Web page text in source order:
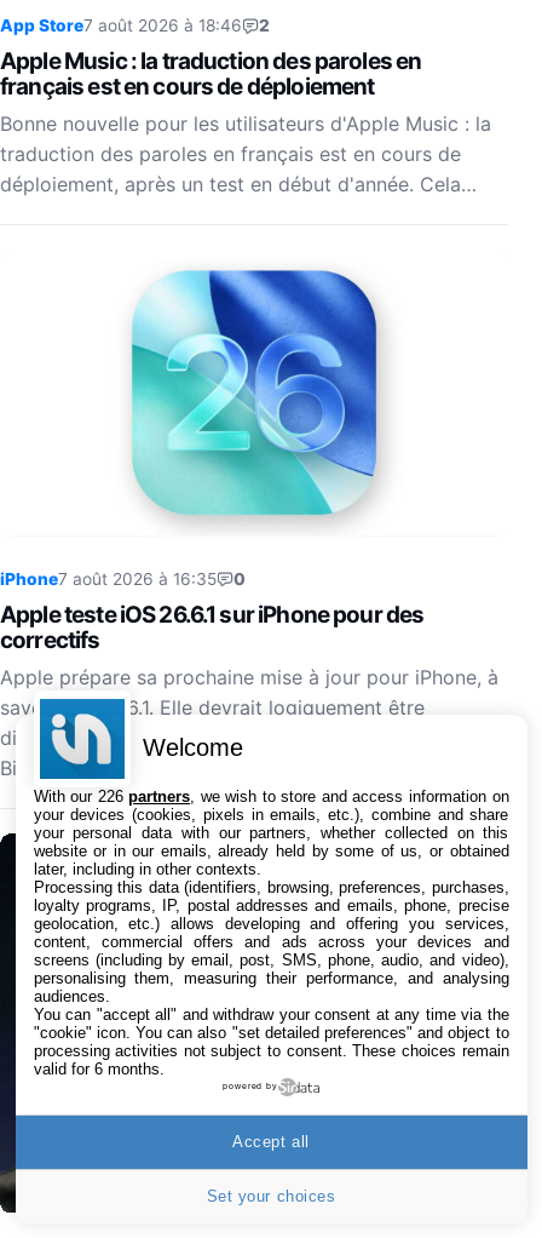
App Store7 août 2026 à 18:46 2
Apple Music : la traduction des paroles en
français est en cours de déploiement
Bonne nouvelle pour les utilisateurs d'Apple Music : la
traduction des paroles en français est en cours de
déploiement, après un test en début d'année. Cela…
iPhone7 août 2026 à 16:35 0
Apple teste iOS 26.6.1 sur iPhone pour des
correctifs
Apple prépare sa prochaine mise à jour pour iPhone, à
savoir iOS 26.6.1. Elle devrait logiquement être
disponible d'ici les prochains jours au téléchargement.
Bientôt l'arrivée…
Welcome
With our 226partners , we wish to store and access information on
your devices (cookies, pixels in emails, etc.), combine and share
your personal data with our partners, whether collected on this
website or in our emails, already held by some of us, or obtained
later, including in other contexts.
Processing this data (identifiers, browsing, preferences, purchases,
loyalty programs, IP, postal addresses and emails, phone, precise
geolocation, etc.) allows developing and offering you services,
content, commercial offers and ads across your devices and
screens (including by email, post, SMS, phone, audio, and video),
personalising them, measuring their performance, and analysing
audiences.
You can "accept all" and withdraw your consent at any time via the
"cookie" icon. You can also "set detailed preferences" and object to
processing activities not subject to consent. These choices remain
valid for 6 months.
powered by
Set your choices
Accept all